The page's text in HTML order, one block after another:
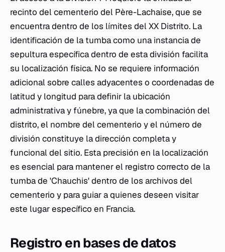
recinto del cementerio del Père-Lachaise, que se
encuentra dentro de los límites del XX Distrito. La
identificación de la tumba como una instancia de
sepultura específica dentro de esta división facilita
su localización física. No se requiere información
adicional sobre calles adyacentes o coordenadas de
latitud y longitud para definir la ubicación
administrativa y fúnebre, ya que la combinación del
distrito, el nombre del cementerio y el número de
división constituye la dirección completa y
funcional del sitio. Esta precisión en la localización
es esencial para mantener el registro correcto de la
tumba de 'Chauchis' dentro de los archivos del
cementerio y para guiar a quienes deseen visitar
este lugar específico en Francia.
Registro en bases de datos